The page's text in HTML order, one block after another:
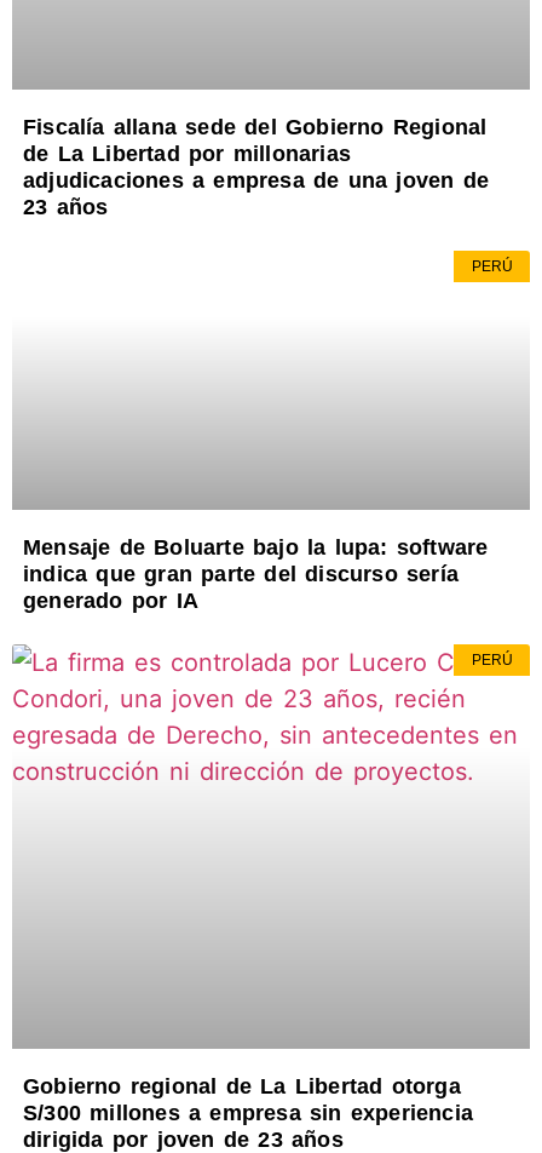
Fiscalía allana sede del Gobierno Regional
de La Libertad por millonarias
adjudicaciones a empresa de una joven de
23 años
PERÚ
Mensaje de Boluarte bajo la lupa: software
indica que gran parte del discurso sería
generado por IA
PERÚ
Gobierno regional de La Libertad otorga
S/300 millones a empresa sin experiencia
dirigida por joven de 23 años